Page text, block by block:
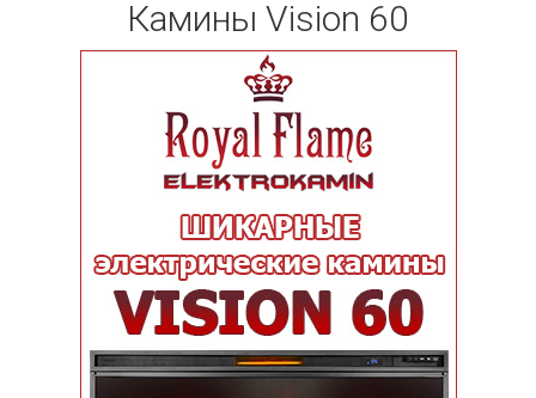
Камины Vision 60